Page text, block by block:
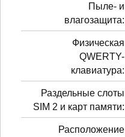
Пыле- и
влагозащита:
Физическая
QWERTY-
клавиатура:
Раздельные слоты
SIM 2 и карт памяти:
Расположение